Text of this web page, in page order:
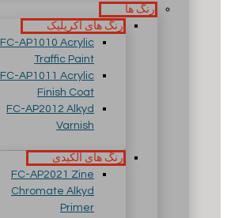
رنگ ها
رنگ های آکریلیک
FC-AP1010 Acrylic
Traffic Paint
FC-AP1011 Acrylic
Finish Coat
FC-AP2012 Alkyd
Varnish
رنگ های آلکیدی
FC-AP2021 Zine
Chromate Alkyd
Primer